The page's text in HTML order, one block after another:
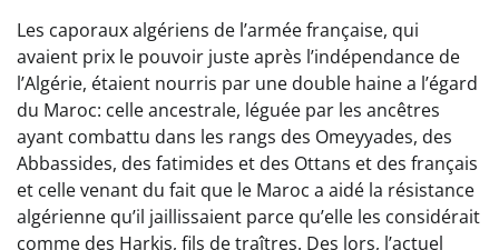
Les caporaux algériens de l’armée française, qui
avaient prix le pouvoir juste après l’indépendance de
l’Algérie, étaient nourris par une double haine a l’égard
du Maroc: celle ancestrale, léguée par les ancêtres
ayant combattu dans les rangs des Omeyyades, des
Abbassides, des fatimides et des Ottans et des français
et celle venant du fait que le Maroc a aidé la résistance
algérienne qu’il jaillissaient parce qu’elle les considérait
comme des Harkis, fils de traîtres. Des lors, l’actuel